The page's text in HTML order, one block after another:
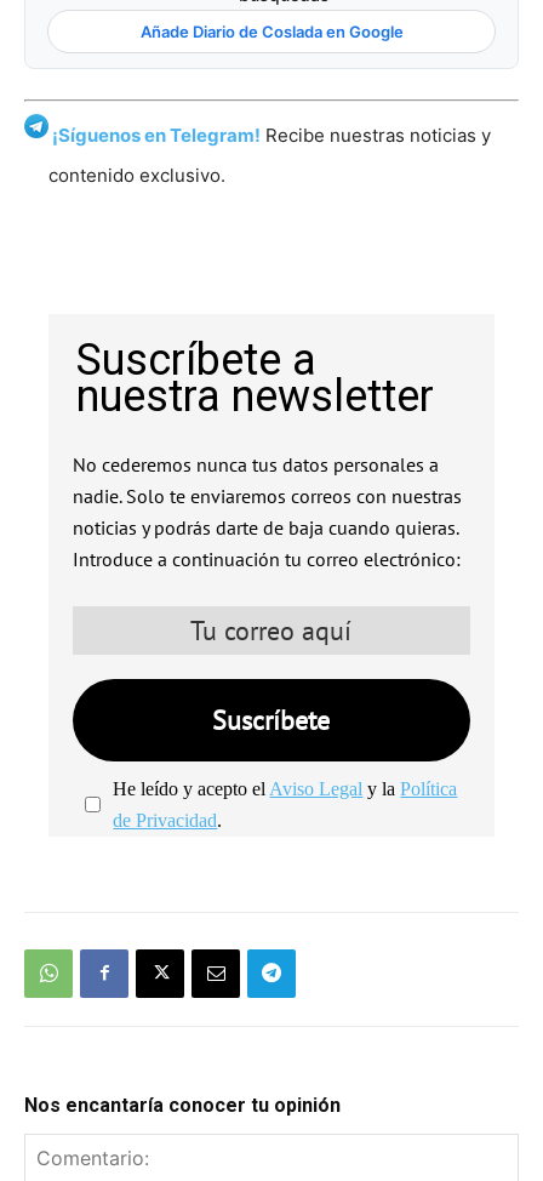
Añade Diario de Coslada en Google
¡Síguenos en Telegram! Recibe nuestras noticias y
contenido exclusivo.
Suscríbete a
nuestra newsletter
No cederemos nunca tus datos personales a
nadie. Solo te enviaremos correos con nuestras
noticias y podrás darte de baja cuando quieras.
Introduce a continuación tu correo electrónico:
He leído y acepto el Aviso Legal y laPolítica
de Privacidad.
Nos encantaría conocer tu opinión